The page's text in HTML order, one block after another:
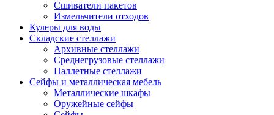
Сшиватели пакетов
Измельчители отходов
Кулеры для воды
Складские стеллажи
Архивные стеллажи
Среднегрузовые стеллажи
Паллетные стеллажи
Сейфы и металлическая мебель
Металлические шкафы
Оружейные сейфы